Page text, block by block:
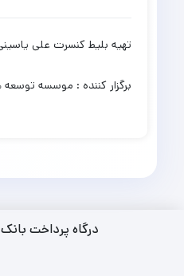
تهیه بلیط کنسرت علی
برگزار کننده : موسسه
درگاه پرداخت